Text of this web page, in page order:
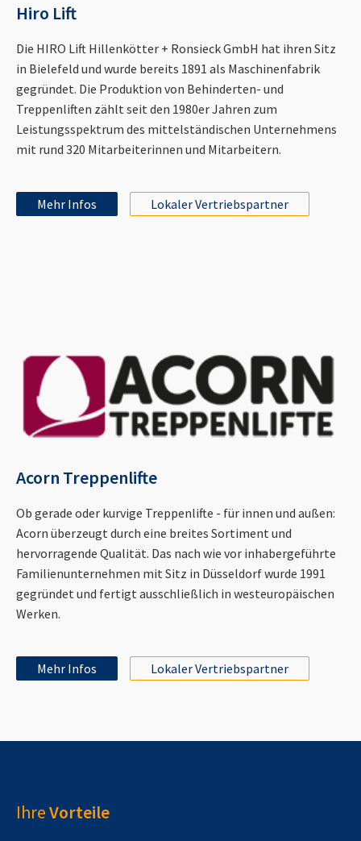
Hiro Lift
Die HIRO Lift Hillenkötter + Ronsieck GmbH hat ihren Sitz
in Bielefeld und wurde bereits 1891 als Maschinenfabrik
gegründet. Die Produktion von Behinderten- und
Treppenliften zählt seit den 1980er Jahren zum
Leistungsspektrum des mittelständischen Unternehmens
mit rund 320 Mitarbeiterinnen und Mitarbeitern.
Mehr Infos Lokaler Vertriebspartner
Acorn Treppenlifte
Ob gerade oder kurvige Treppenlifte - für innen und außen:
Acorn überzeugt durch eine breites Sortiment und
hervorragende Qualität. Das nach wie vor inhabergeführte
Familienunternehmen mit Sitz in Düsseldorf wurde 1991
gegründet und fertigt ausschließlich in westeuropäischen
Werken.
Mehr Infos Lokaler Vertriebspartner
IhreVorteile